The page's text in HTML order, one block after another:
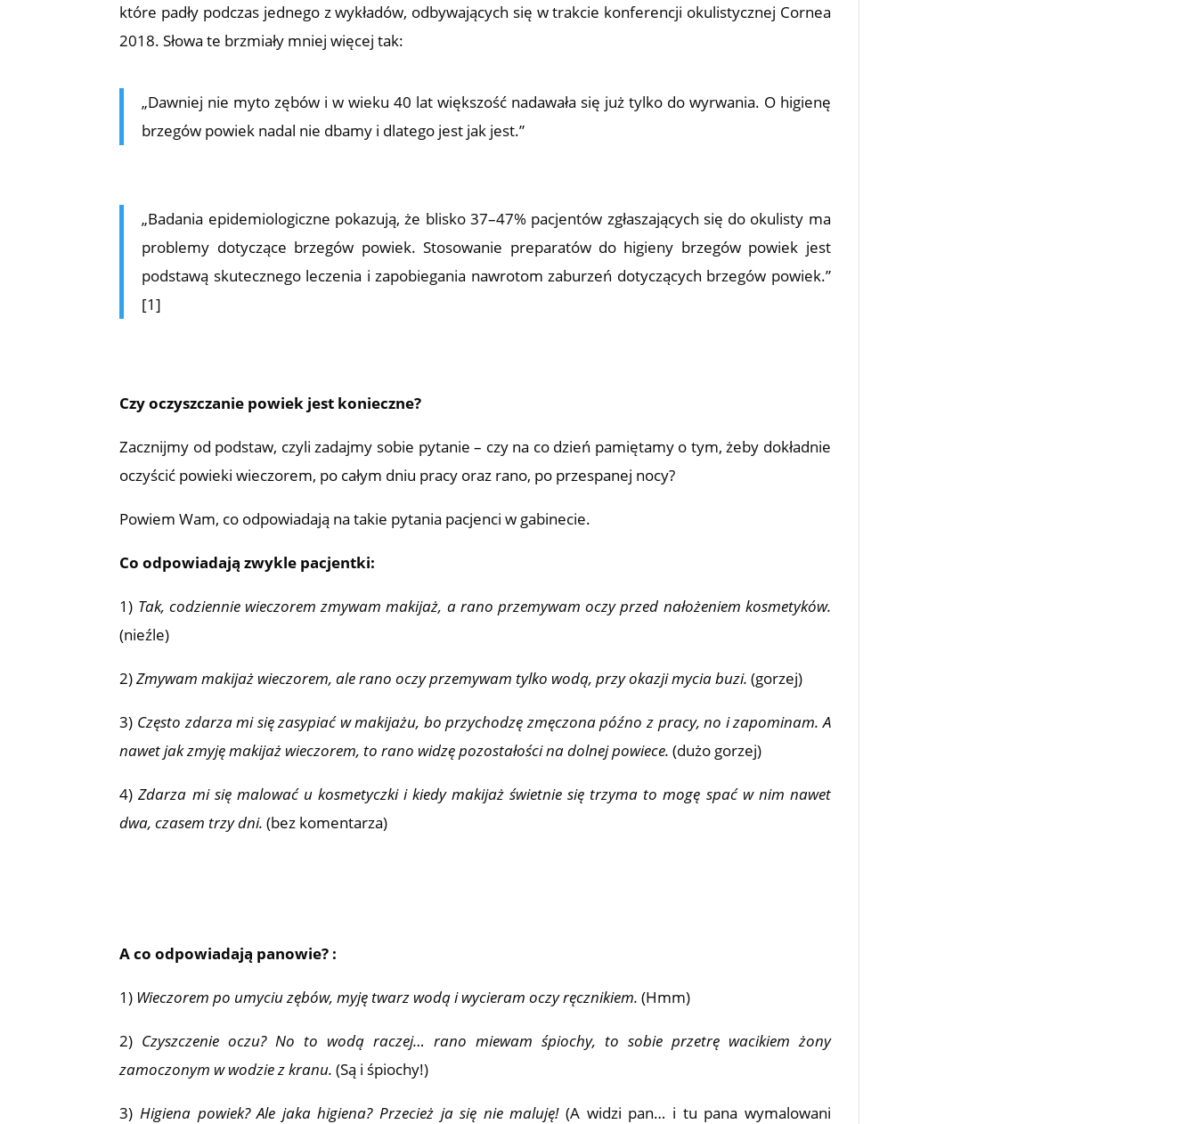
które padły podczas jednego z wykładów, odbywających się w trakcie konferencji okulistycznej Cornea
2018. Słowa te brzmiały mniej więcej tak:
„Dawniej nie myto zębów i w wieku 40 lat większość nadawała się już tylko do wyrwania. O higienę
brzegów powiek nadal nie dbamy i dlatego jest jak jest.”
„Badania epidemiologiczne pokazują, że blisko 37–47% pacjentów zgłaszających się do okulisty ma
problemy dotyczące brzegów powiek. Stosowanie preparatów do higieny brzegów powiek jest
podstawą skutecznego leczenia i zapobiegania nawrotom zaburzeń dotyczących brzegów powiek.”
[1]
Czy oczyszczanie powiek jest konieczne?
Zacznijmy od podstaw, czyli zadajmy sobie pytanie – czy na co dzień pamiętamy o tym, żeby dokładnie
oczyścić powieki wieczorem, po całym dniu pracy oraz rano, po przespanej nocy?
Powiem Wam, co odpowiadają na takie pytania pacjenci w gabinecie.
Co odpowiadają zwykle pacjentki:
1) Tak, codziennie wieczorem zmywam makijaż, a rano przemywam oczy przed nałożeniem kosmetyków.
(nieźle)
2)Zmywam makijaż wieczorem, ale rano oczy przemywam tylko wodą, przy okazji mycia buzi. (gorzej)
3) Często zdarza mi się zasypiać w makijażu, bo przychodzę zmęczona późno z pracy, no i zapominam. A
nawet jak zmyję makijaż wieczorem, to rano widzę pozostałości na dolnej powiece. (dużo gorzej)
4)Zdarza mi się malować u kosmetyczki i kiedy makijaż świetnie się trzyma to mogę spać w nim nawet
dwa, czasem trzy dni. (bez komentarza)
A co odpowiadają panowie? :
1) Wieczorem po umyciu zębów, myję twarz wodą i wycieram oczy ręcznikiem. (Hmm)
2) Czyszczenie oczu? No to wodą raczej… rano miewam śpiochy, to sobie przetrę wacikiem żony
zamoczonym w wodzie z kranu. (Są i śpiochy!)
3)Higiena powiek? Ale jaka higiena? Przecież ja się nie maluję!(A widzi pan… i tu pana wymalowani